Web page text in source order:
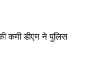
कमी डीएम ने पुलिस